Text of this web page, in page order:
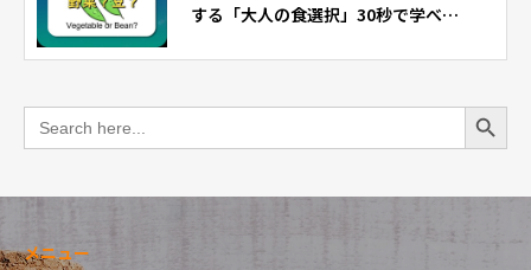
する「大人の食選択」30秒で学べる
Search
for:
Search Button
メニュー